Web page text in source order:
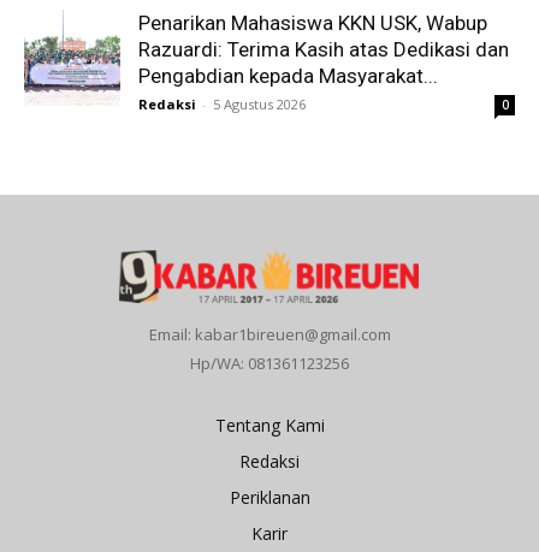
Penarikan Mahasiswa KKN USK, Wabup
Razuardi: Terima Kasih atas Dedikasi dan
Pengabdian kepada Masyarakat...
Redaksi - 5 Agustus 2026 0
Email: kabar1bireuen@gmail.com
Hp/WA: 081361123256
Tentang Kami
Redaksi
Periklanan
Karir